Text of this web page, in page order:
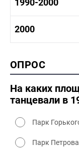
1980-1990
1990-2000
1990-2000
2000
2000
2000
ОПРОС
На каких
танцевали в
Парк
Парк